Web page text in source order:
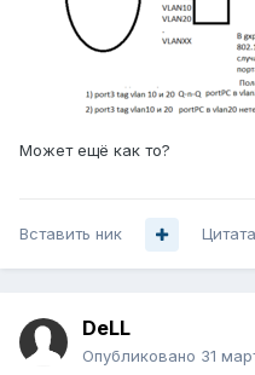
Может ещё как то?
Вставить ник Цитата
DeLL
Опубликовано 31